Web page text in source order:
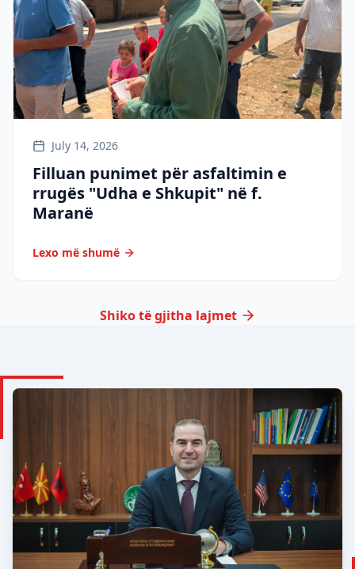
July 14, 2026
Filluan punimet për asfaltimin e
rrugës "Udha e Shkupit" në f.
Maranë
Lexo më shumë
Shiko të gjitha lajmet